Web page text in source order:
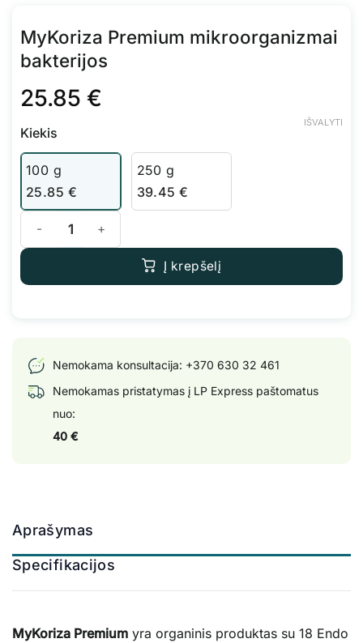
MyKoriza Premium mikroorganizmai
bakterijos
25.85 €
Kiekis
100 g
25.85 €
250 g
39.45€
IŠVALYTI
produkto kiekis: MyKoriza Premium mikroorganizmai bakterijos
Į krepšelį
Nemokama konsultacija: +370 630 32 461
Nemokamas pristatymas į LP Express paštomatus
nuo:
40 €
Aprašymas
Specifikacijos
MyKoriza Premium yra organinis produktas su 18 Endo